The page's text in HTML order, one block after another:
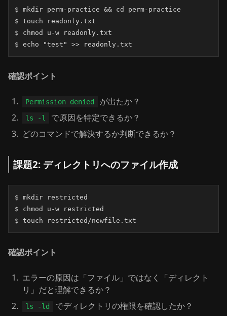
$ mkdir perm-practice && cd perm-practice
$ touch readonly.txt
$ chmod u-w readonly.txt
$ echo "test" >> readonly.txt
確認ポイント
Permission denied が出たか？
ls -l
で原因を特定できるか？
どのコマンドで解決するか判断できるか？
課題2: ディレクトリへのファイル作成
$ mkdir restricted
$ chmod u-w restricted
$ touch restricted/newfile.txt
確認ポイント
エラーの原因は「ファイル」ではなく「ディレクト
リ」だと理解できるか？
ls -ld でディレクトリの権限を確認したか？